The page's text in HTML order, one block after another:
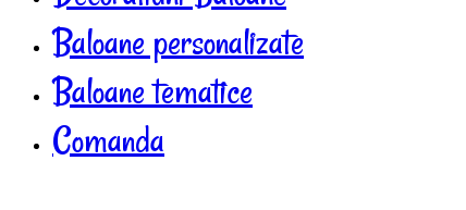
Baloane personalizate
Baloane tematice
Comanda